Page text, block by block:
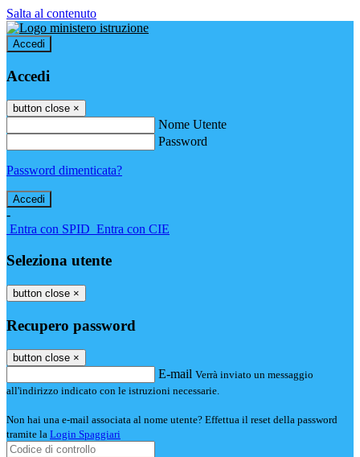
Salta al contenuto
Accedi
Accedi
button close ×
Nome Utente
Password
Password dimenticata?
-
Entra con SPID Entra con CIE
Seleziona utente
button close ×
Recupero password
button close ×
E-mail Verrà inviato un messaggio
all'indirizzo indicato con le istruzioni necessarie.
Non hai una e-mail associata al nome utente? Effettua il reset della password
tramite la Login Spaggiari